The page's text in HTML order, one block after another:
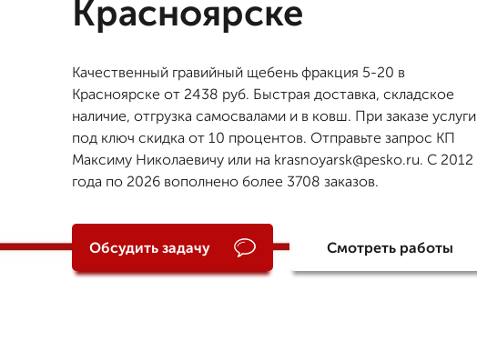
Красноярске
Качественный гравийный щебень фракция 5-20 в
Красноярске от 2438 руб. Быстрая доставка, складское
наличие, отгрузка самосвалами и в ковш. При заказе услуги
под ключ скидка от 10 процентов. Отправьте запрос КП
Максиму Николаевичу или на krasnoyarsk@pesko.ru. С 2012
года по 2026 вополнено более 3708 заказов.
Обсудить задачу Смотреть работы